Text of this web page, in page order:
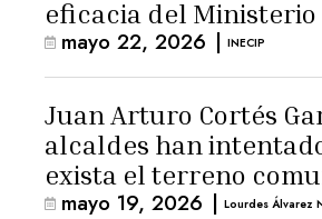
eficacia del Ministerio
mayo 22, 2026 | INECIP
Juan Arturo Cortés
alcaldes han
exista el terreno
mayo 19, 2026 | Lourdes Álvarez